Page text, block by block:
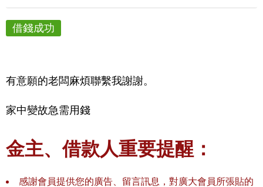
借錢成功
有意願的老闆麻煩聯繫我謝謝。
家中變故急需用錢
金主、借款人重要提醒：
感謝會員提供您的廣告、留言訊息，對廣大會員所張貼的